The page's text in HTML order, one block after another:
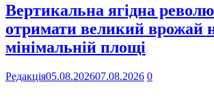
Вертикальна ягідна
отримати великий врожай
мінімальній площі
Редакція05.08.202607.08.2026 0